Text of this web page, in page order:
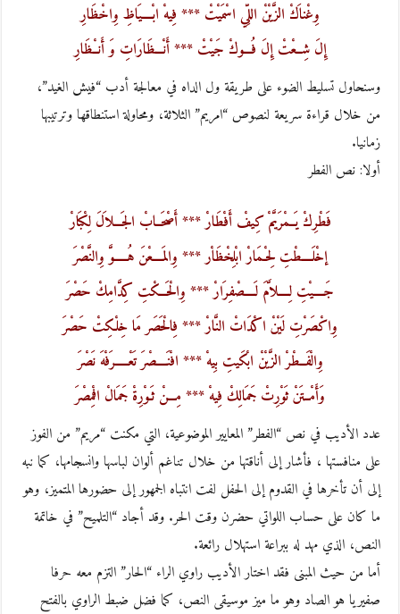
وِغْناَكْ الزَّيْنْ اللِّي اسْمَيْتْ *** فِيهْ ابْــــيَاظِ وِاخْظَارِ
إِلَ شِــعْتْ إِلَ فُـــوكْ جَيْتْ *** أَنْـــظَارَاتِ وَ أَنــْظَارِ
وسنحاول تسليط الضوء على طريقة ول الداه في معالجة أدب “فيش الغيد”،
من خلال قراءة سريعة لنصوص “امريم” الثلاثة، ومحاولة استنطاقها وترتيبها
زمانيا.
أولا: نص الفطر
فَطْرِكْ يَــمْرَيَّمْ كِيفْ أَفْطَارْ *** أَصْحَــابْ الجَـــلاَلَ لِكْبَارْ
إخْلَــــطْتِ لِحْـمَارْ ابْلِخْظَاْر *** وِالمَــــعْنَ هُـــــوَّ وِالنَّصْرَ
جَــــيْتِ لِــــلاَّمَ لَــــصْفِرَارْ *** وِالْحَـــكْتِ كِدَّامِكْ حَصْرَ
وِاكْصَرْتِ لَيْنْ اكْدَاتْ النَّارْ *** فِالْحَصَر مَا خِلْكِتْ حَصْرَ
وِالْفَــطْرْ الزَّيْنْ ابْكَيتِ بِيهْ *** افْنَــــصْرَ تَعْـــــرَفْهَ نَصْرَ
وَأَمْــتَنْ ثَوْرِتْ جَمَالِكْ فِيهْ *** مِـــنْ ثَـوْرِةْ جَمَالْ افْمِصْرَ
عدد الأديب في نص “الفطر” المعايير الموضوعية، التي مكنت “مريم” من الفوز
على منافستها ، فأشار إلى أناقتها من خلال تناغم ألوان لباسها وانسجامها، كما نبه
إلى أن تأخرها في القدوم إلى الحفل لفت انتباه الجمهور إلى حضورها المتميز، وهو
ما كان على حساب اللواتي حضرن وقت الحر. وقد أجاد “التلميح” في خاتمة
النص، الذي مهد له ببراعة استهلال رائعة.
أما من حيث المبنى فقد اختار الأديب راوي الراء “الحار” التزم معه حرفا
صفيريا هو الصاد وهو ما ميز موسيقى النص، كما فضل ضبط الراوي بالفتح